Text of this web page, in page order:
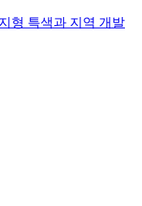
형 특색과 지역 개발